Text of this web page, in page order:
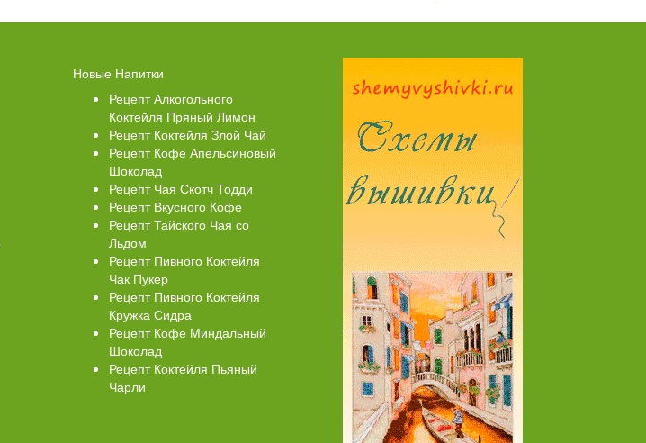
Ватрушки с творогом Торт со Свеклой
Новые Напитки
Рецепт Алкогольного
Коктейля Пряный Лимон
Рецепт Коктейля Злой Чай
Рецепт Кофе Апельсиновый
Шоколад
Рецепт Чая Скотч Тодди
Рецепт Вкусного Кофе
Рецепт Тайского Чая со
Льдом
Рецепт Пивного Коктейля
Чак Пукер
Рецепт Пивного Коктейля
Кружка Сидра
Рецепт Кофе Миндальный
Шоколад
Рецепт Коктейля Пьяный
Чарли